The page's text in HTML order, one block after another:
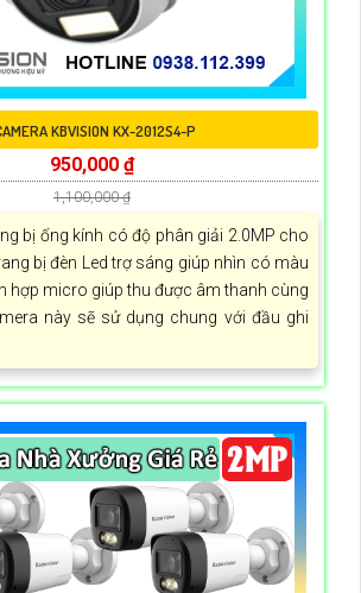
KBVISION KX-2012S4-P
950,000 ₫
1,100,000 ₫
bị ống kính có độ phân giải 2.0MP cho
bị đèn Led trợ sáng giúp nhìn có màu
hợp micro giúp thu được âm thanh cùng
này sẽ sử dụng chung với đầu ghi